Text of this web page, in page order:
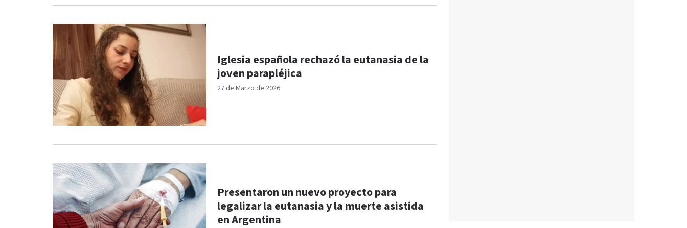
27 de Marzo de 2026
Iglesia española rechazó la eutanasia de la
joven parapléjica
Presentaron un nuevo proyecto para
legalizar la eutanasia y la muerte asistida
en Argentina